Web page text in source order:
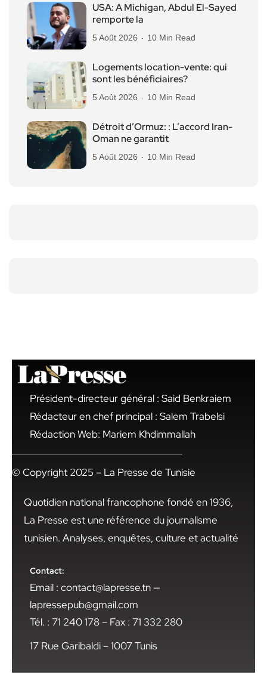
USA: A Michigan, Abdul El-Sayed
remporte la
5 Août 2026 10 Min Read
Logements location-vente: qui
sont les bénéficiaires?
5 Août 2026 10 Min Read
Détroit d’Ormuz: : L’accord Iran-
Oman ne garantit
5 Août 2026 10 Min Read
Président-directeur général : Said Benkraiem
Rédacteur en chef principal : Salem Trabelsi
Rédaction Web: Mariem Khdimmallah
© Copyright 2025 – La Presse de Tunisie
Quotidien national francophone fondé en 1936,
La Presse est une référence du journalisme
tunisien. Analyses, enquêtes, culture et actualité
Contact:
Email : contact@lapresse.tn —
lapressepub@gmail.com
Tél. : 71 240 178 – Fax : 71 332 280
17 Rue Garibaldi – 1007 Tunis